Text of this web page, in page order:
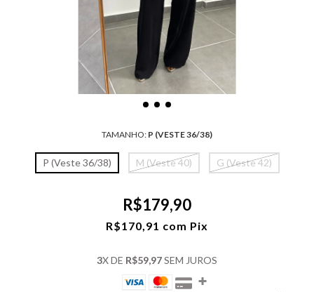
TAMANHO: P (VESTE 36/38)
P (Veste 36/38) M (Veste 40) G (Veste 42)
R$179,90
R$170,91 com Pix
3X DE R$59,97SEM JUROS